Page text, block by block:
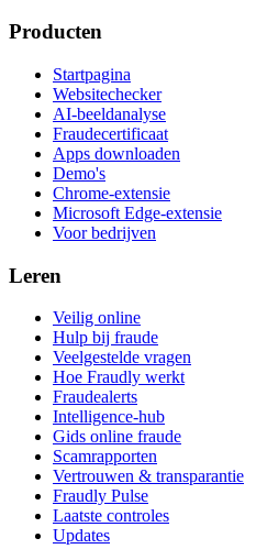
Producten
Startpagina
Websitechecker
AI-beeldanalyse
Fraudecertificaat
Apps downloaden
Demo's
Chrome-extensie
Microsoft Edge-extensie
Voor bedrijven
Leren
Veilig online
Hulp bij fraude
Veelgestelde vragen
Hoe Fraudly werkt
Fraudealerts
Intelligence-hub
Gids online fraude
Scamrapporten
Vertrouwen & transparantie
Fraudly Pulse
Laatste controles
Updates